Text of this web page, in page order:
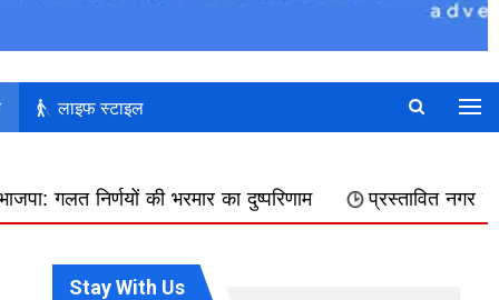
लाइफ स्टाइल
का दुष्परिणाम प्रस्तावित नगर निगम में शामिल किए
Stay With Us